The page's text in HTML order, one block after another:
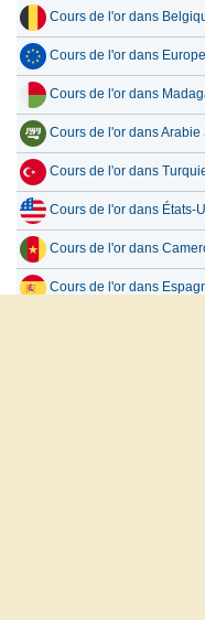
Cours de l'or dans
Cours de l'or dans
Cours de l'or dans
Cours de l'or dans
Cours de l'or dans
Cours de l'or dans États-
Cours de l'or dans
Cours de l'or dans